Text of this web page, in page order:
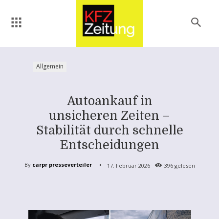
Allgemein
Autoankauf in
unsicheren Zeiten –
Stabilität durch schnelle
Entscheidungen
By carpr presseverteiler 17. Februar 2026 396gelesen